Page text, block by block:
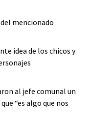
mencionado
idea de los chicos y
al jefe comunal un
“es algo que nos